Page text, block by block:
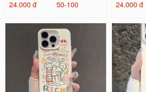
24.000 đ
50-100
24.000 đ